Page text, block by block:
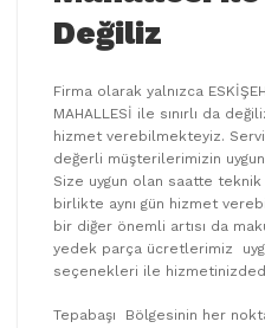
Değiliz
Firma olarak yalnızca
MAHALLESİ ile sınırlı da
hizmet verebilmekteyiz.
değerli müşterilerimizin
Size uygun olan saatte
birlikte aynı gün hizmet
bir diğer önemli artısı da
yedek parça ücretlerimiz
seçenekleri ile
Tepabaşı Bölgesinin her